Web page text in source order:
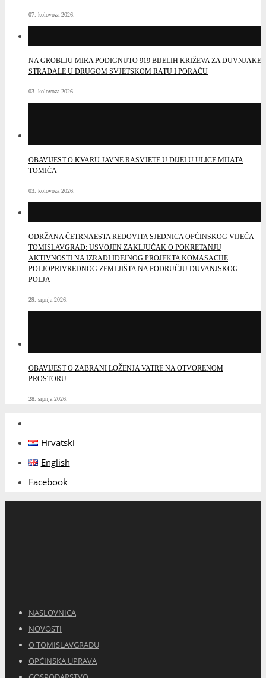
07. kolovoza 2026.
NA GROBLJU MIRA PODIGNUTO 919 BIJELIH KRIŽEVA ZA DUVNJAKE
STRADALE U DRUGOM SVJETSKOM RATU I PORAĆU
03. kolovoza 2026.
OBAVIJEST O KVARU JAVNE RASVJETE U DIJELU ULICE MIJATA
TOMIĆA
03. kolovoza 2026.
ODRŽANA ČETRNAESTA REDOVITA SJEDNICA OPĆINSKOG VIJEĆA
TOMISLAVGRAD: USVOJEN ZAKLJUČAK O POKRETANJU
AKTIVNOSTI NA IZRADI IDEJNOG PROJEKTA KOMASACIJE
POLJOPRIVREDNOG ZEMLJIŠTA NA PODRUČJU DUVANJSKOG
POLJA
29. srpnja 2026.
OBAVIJEST O ZABRANI LOŽENJA VATRE NA OTVORENOM
PROSTORU
28. srpnja 2026.
Hrvatski
English
Facebook
NASLOVNICA
NOVOSTI
O TOMISLAVGRADU
OPĆINSKA UPRAVA